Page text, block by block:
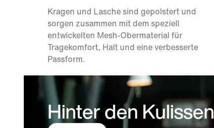
Kragen und Lasche sind gepolstert und
sorgen zusammen mit dem speziell
entwickelten Mesh-Obermaterial für
Tragekomfort, Halt und eine verbesserte
Passform.
Hinter den Kulissen